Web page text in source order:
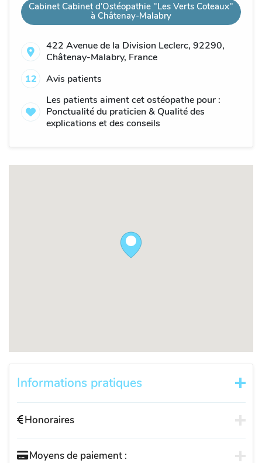
Cabinet Cabinet d'Ostéopathie "Les Verts Coteaux"
à Châtenay-Malabry
422 Avenue de la Division Leclerc, 92290,
Châtenay-Malabry, France
12
Avis patients
Les patients aiment cet ostéopathe pour :
Ponctualité du praticien & Qualité des
explications et des conseils
Informations pratiques
Honoraires
Moyens de paiement :